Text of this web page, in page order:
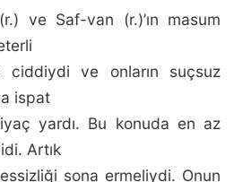
ve Saf-van (r.)’ın masum
ciddiydi ve onların suçsuz
ispat
yardı. Bu konuda en az
Artık
sona ermeliydi. Onun